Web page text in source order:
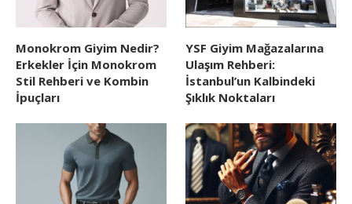
Monokrom Giyim Nedir?
Erkekler İçin Monokrom
Stil Rehberi ve Kombin
İpuçları
YSF Giyim Mağazalarına
Ulaşım Rehberi:
İstanbul’un Kalbindeki
Şıklık Noktaları